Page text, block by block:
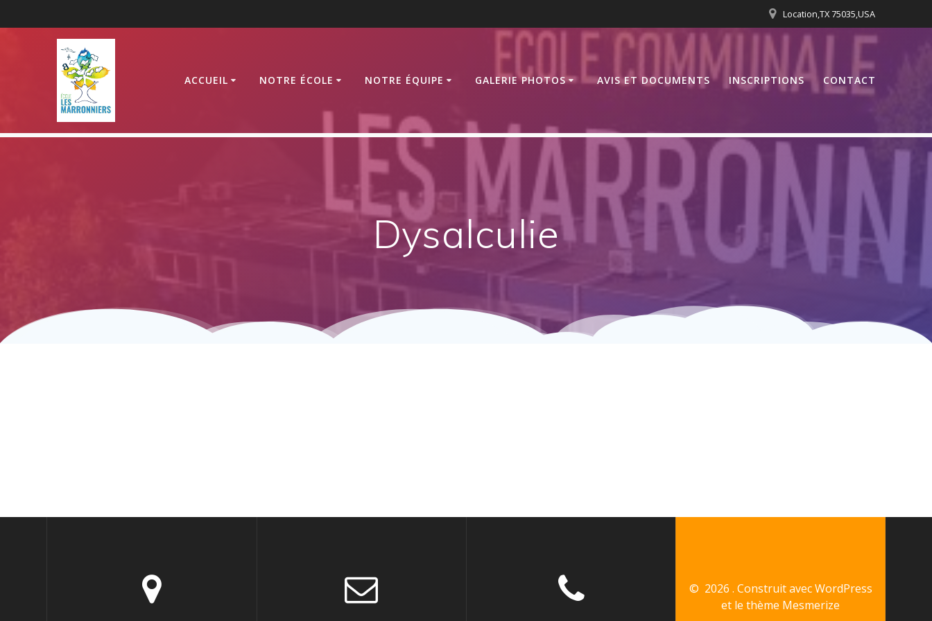
au
Location,TX 75035,USA
ACCUEIL NOTRE ÉCOLE NOTRE ÉQUIPE GALERIE PHOTOS AVIS ET DOCUMENTS INSCRIPTIONS CONTACT
Dysalculie
© 2026 . Construit avec WordPress
et lethème Mesmerize